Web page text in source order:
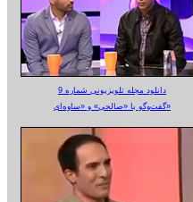
دانلود مجله تلویزیونی شماره 9
گفت‌وگو با «صالحی» و «ساوه‌ای»